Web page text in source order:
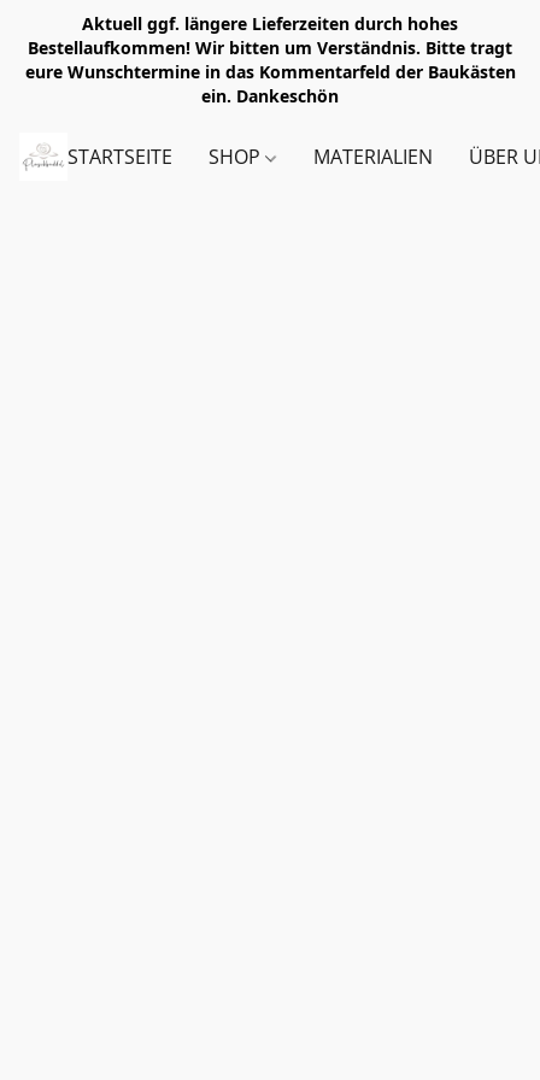
Aktuell ggf. längere Lieferzeiten durch hohes
Bestellaufkommen! Wir bitten um Verständnis. Bitte tragt
eure Wunschtermine in das Kommentarfeld der Baukästen
ein. Dankeschön
STARTSEITE SHOP MATERIALIEN ÜBER